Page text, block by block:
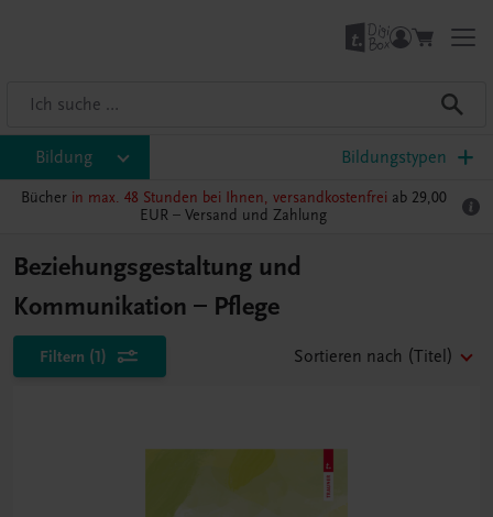
Bildung Bildungstypen
Bücher in max. 48 Stunden bei Ihnen, versandkostenfrei ab 29,00
EUR – Versand und Zahlung
Beziehungsgestaltung und
Kommunikation – Pflege
Filtern (1) Sortieren nach (Titel)